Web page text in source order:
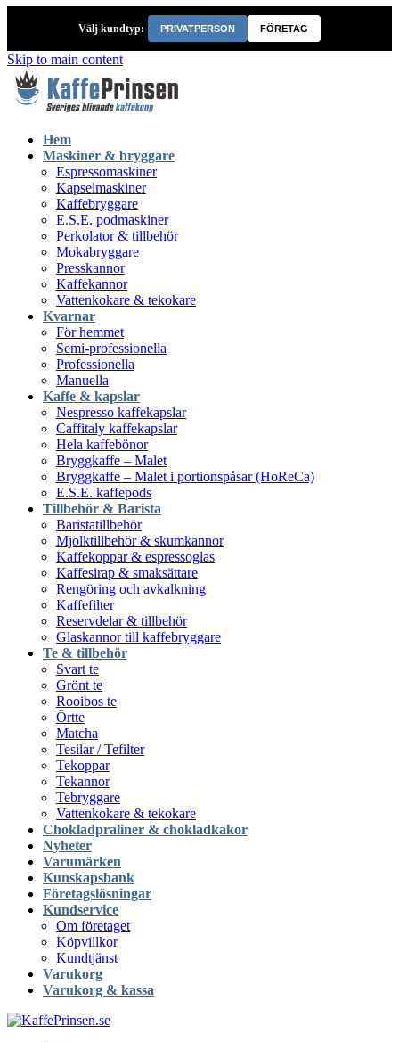
Välj kundtyp: PRIVATPERSON FÖRETAG
Skip to main content
Hem
Maskiner & bryggare
Espressomaskiner
Kapselmaskiner
Kaffebryggare
E.S.E. podmaskiner
Perkolator & tillbehör
Mokabryggare
Presskannor
Kaffekannor
Vattenkokare & tekokare
Kvarnar
För hemmet
Semi-professionella
Professionella
Manuella
Kaffe & kapslar
Nespresso kaffekapslar
Caffitaly kaffekapslar
Hela kaffebönor
Bryggkaffe – Malet
Bryggkaffe – Malet i portionspåsar (HoReCa)
E.S.E. kaffepods
Tillbehör & Barista
Baristatillbehör
Mjölktillbehör & skumkannor
Kaffekoppar & espressoglas
Kaffesirap & smaksättare
Rengöring och avkalkning
Kaffefilter
Reservdelar & tillbehör
Glaskannor till kaffebryggare
Te & tillbehör
Svart te
Grönt te
Rooibos te
Örtte
Matcha
Tesilar / Tefilter
Tekoppar
Tekannor
Tebryggare
Vattenkokare & tekokare
Chokladpraliner & chokladkakor
Nyheter
Varumärken
Kunskapsbank
Företagslösningar
Kundservice
Om företaget
Köpvillkor
Kundtjänst
Varukorg
Varukorg & kassa